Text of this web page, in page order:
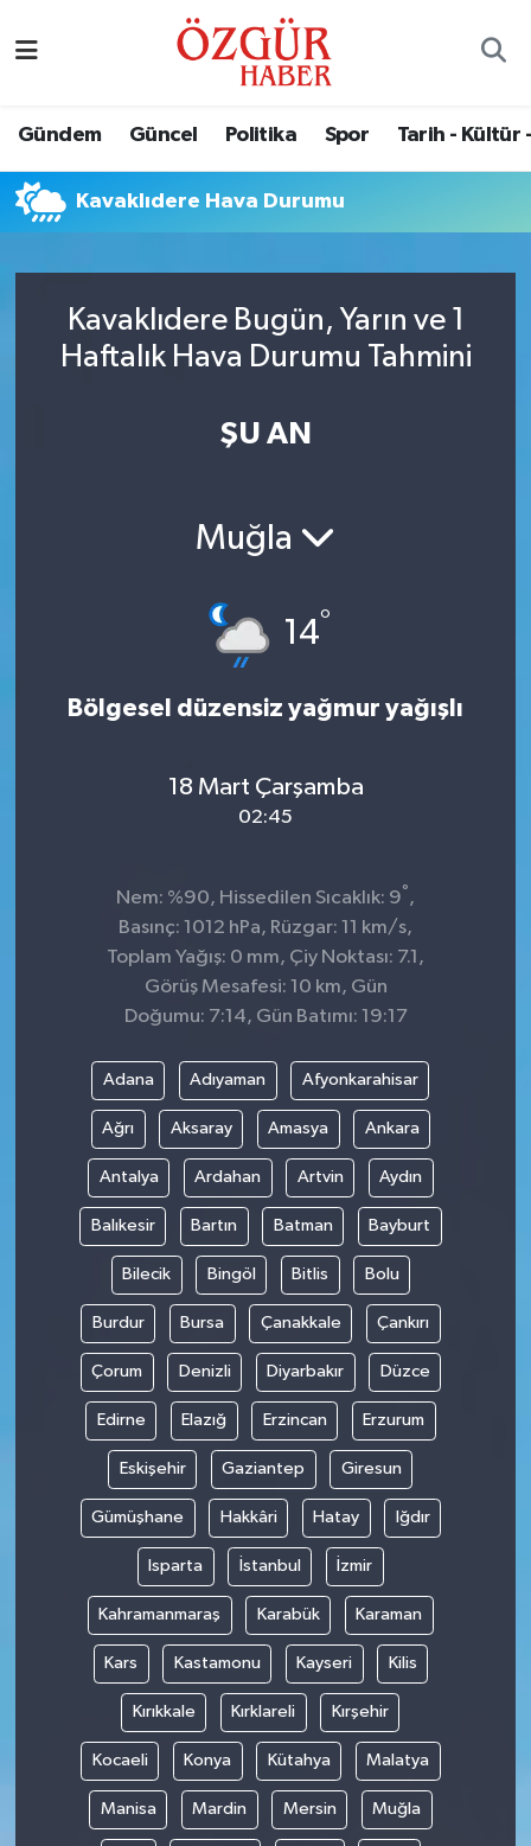
Gündem Güncel Politika Spor Tarih - Kültür
Kavaklıdere Hava Durumu
Kavaklıdere Bugün, Yarın ve 1
Haftalık Hava Durumu Tahmini
ŞU AN
Muğla
14°
Bölgesel düzensiz yağmur yağışlı
18 Mart Çarşamba
02:45
Nem: %90, Hissedilen Sıcaklık: 9° ,
Basınç: 1012 hPa, Rüzgar: 11 km/s,
Toplam Yağış: 0 mm, Çiy Noktası: 7.1,
Görüş Mesafesi: 10 km, Gün
Doğumu: 7:14, Gün Batımı: 19:17
Adana Adıyaman Afyonkarahisar
Ağrı Aksaray Amasya Ankara
Antalya Ardahan Artvin Aydın
Balıkesir Bartın Batman Bayburt
Bilecik Bingöl Bitlis Bolu
Burdur Bursa Çanakkale Çankırı
Çorum Denizli Diyarbakır Düzce
Edirne Elazığ Erzincan Erzurum
Eskişehir Gaziantep Giresun
Gümüşhane Hakkâri Hatay Iğdır
Isparta İstanbul İzmir
Kahramanmaraş Karabük Karaman
Kars Kastamonu Kayseri Kilis
Kırıkkale Kırklareli Kırşehir
Kocaeli Konya Kütahya Malatya
Manisa Mardin Mersin Muğla
Eğitim
Ekonomi
Güncel
Tarih - Kültür - Sanat - Turizm
Nöbetçi Eczaneler
Namaz Vakitleri
Trafik Durumu
Süper Lig Puan Durumu ve Fikstür
Son Dakika Haberleri